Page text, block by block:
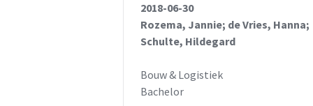
weergegeven met als doel het
terugverdientijd. Per product
subsidies opgenomen.
aspecten een indicatie van de
bleek gedurende het
2018-06-30
Rozema, Jannie; de Vries, Hanna;
Schulte, Hildegard
Bouw & Logistiek
Bachelor